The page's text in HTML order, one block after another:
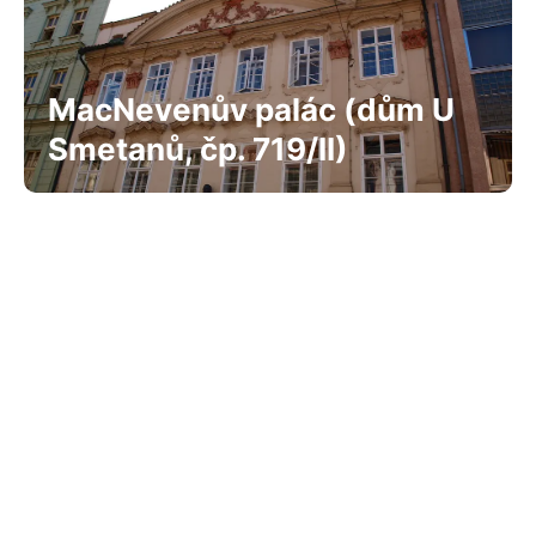
MacNevenův palác (dům U
Smetanů, čp. 719/II)